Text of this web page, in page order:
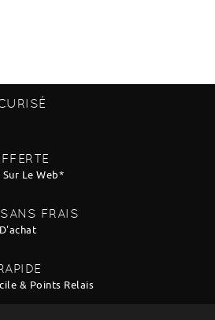
Le Web*
FRAIS
& Points Relais